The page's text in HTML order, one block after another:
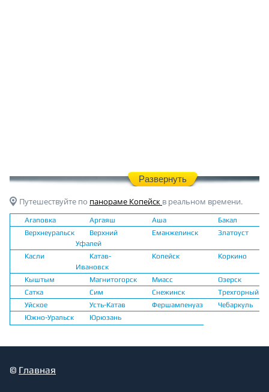
Развернуть
Путешествуйте по панораме Копейск в реальном времени.
Агаповка Аргаяш Аша
Бакал
Верхнеуральск
Верхний
Уфалей
Еманжелинск Златоуст
Касли
Катав-
Ивановск
Копейск Коркино
Кыштым Магнитогорск Миасс
Озерск
Сатка
Сим Снежинск
Трехгорный
Уйское
Усть-Катав Фершампенуаз
Чебаркуль
Южно-Уральск
Юрюзань
© Главная